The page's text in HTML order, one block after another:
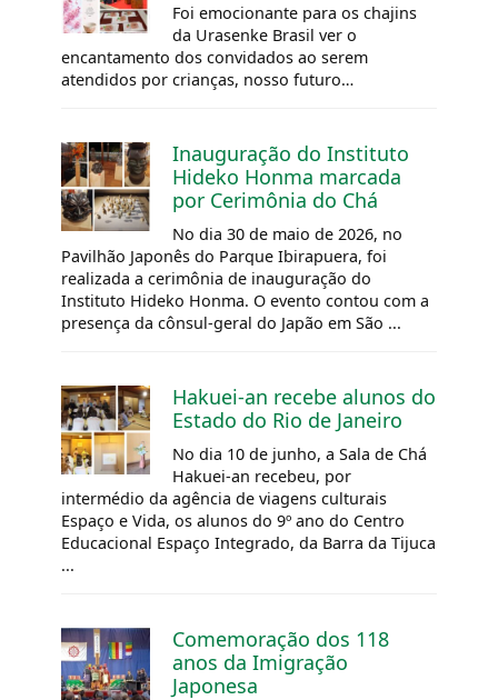
Foi emocionante para os chajins
da Urasenke Brasil ver o
encantamento dos convidados ao serem
atendidos por crianças, nosso futuro…
Inauguração do Instituto
Hideko Honma marcada
por Cerimônia do Chá
No dia 30 de maio de 2026, no
Pavilhão Japonês do Parque Ibirapuera, foi
realizada a cerimônia de inauguração do
Instituto Hideko Honma. O evento contou com a
presença da cônsul-geral do Japão em São ...
Hakuei-an recebe alunos do
Estado do Rio de Janeiro
No dia 10 de junho, a Sala de Chá
Hakuei-an recebeu, por
intermédio da agência de viagens culturais
Espaço e Vida, os alunos do 9º ano do Centro
Educacional Espaço Integrado, da Barra da Tijuca
...
Comemoração dos 118
anos da Imigração
Japonesa